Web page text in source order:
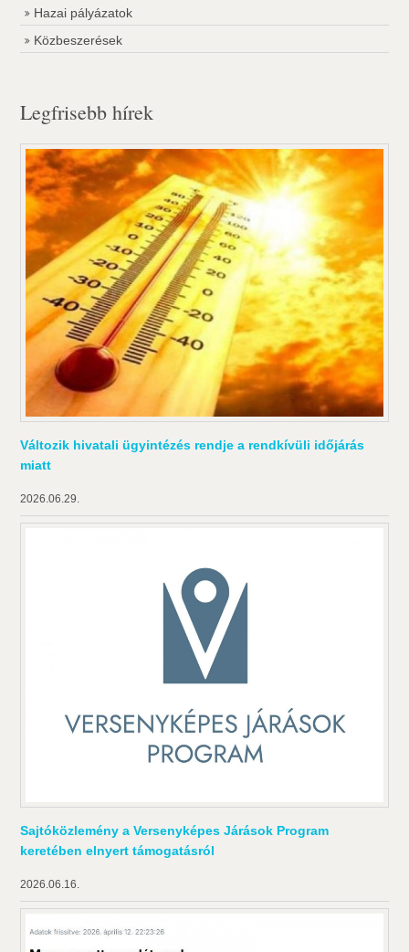
Hazai pályázatok
Közbeszerések
Legfrisebb hírek
Változik hivatali ügyintézés rendje a rendkívüli időjárás
miatt
2026.06.29.
Sajtóközlemény a Versenyképes Járások Program
keretében elnyert támogatásról
2026.06.16.